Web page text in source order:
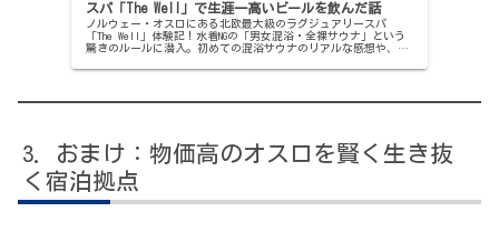
スパ「The Well」で生涯一高いビールを飲んだ話
ノルウェー・オスロにある北欧最大級のラグジュアリースパ
「The Well」体験記！水着NGの「男女混浴・全裸サウナ」という
驚きのルールに潜入。初めての混浴サウナのリアルな感想や、お
おまけ：物価高のオスロを賢く生き抜
く宿泊拠点